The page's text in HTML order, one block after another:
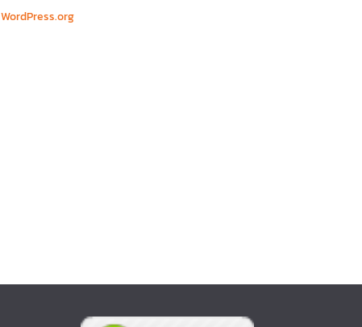
WordPress.org